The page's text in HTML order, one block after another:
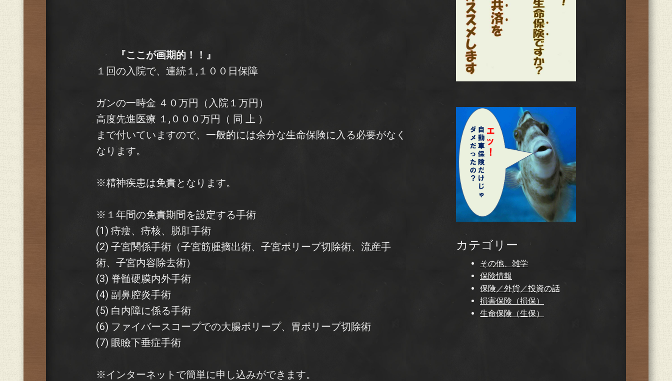
『ここが画期的！！』
１回の入院で、連続１,１００日保障
ガンの一時金 ４０万円（入院１万円）
高度先進医療 １,０００万円（ 同 上 ）
まで付いていますので、一般的には余分な生命保険に入る必要がなく
なります。
※精神疾患は免責となります。
※１年間の免責期間を設定する手術
(1) 痔瘻、痔核、脱肛手術
(2) 子宮関係手術（子宮筋腫摘出術、子宮ポリープ切除術、流産手
術、子宮内容除去術）
(3) 脊髄硬膜内外手術
(4) 副鼻腔炎手術
(5) 白内障に係る手術
(6) ファイバースコープでの大腸ポリープ、胃ポリープ切除術
(7) 眼瞼下垂症手術
※インターネットで簡単に申し込みができます。
カテゴリー
その他、雑学
保険情報
保険／外貨／投資の話
損害保険（損保）
生命保険（生保）